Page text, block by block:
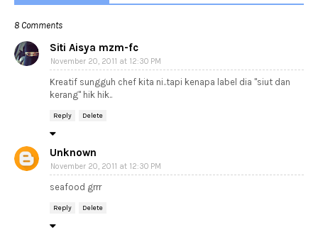
8 Comments
Siti Aisya mzm-fc
November 20, 2011 at 12:30 PM
Kreatif sungguh chef kita ni..tapi kenapa label dia "siut dan
kerang" hik hik..
Reply Delete
Unknown
November 20, 2011 at 12:30 PM
seafood grrr
Reply Delete